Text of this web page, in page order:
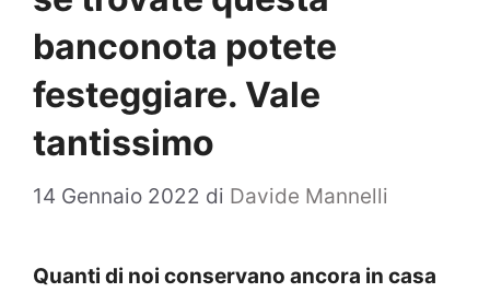
banconota potete
festeggiare. Vale
tantissimo
14 Gennaio 2022 di Davide Mannelli
Quanti di noi conservano ancora in casa